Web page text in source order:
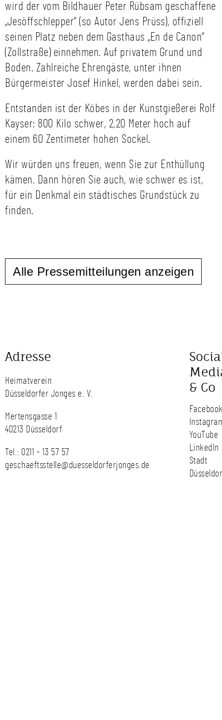
wird der vom Bildhauer Peter Rübsam geschaffene
„Jesöffschlepper“ (so Autor Jens Prüss), offiziell
seinen Platz neben dem Gasthaus „En de Canon“
(Zollstraße) einnehmen. Auf privatem Grund und
Boden. Zahlreiche Ehrengäste, unter ihnen
Bürgermeister Josef Hinkel, werden dabei sein.
Entstanden ist der Köbes in der Kunstgießerei Rolf
Kayser: 800 Kilo schwer, 2,20 Meter hoch auf
einem 60 Zentimeter hohen Sockel.
Wir würden uns freuen, wenn Sie zur Enthüllung
kämen. Dann hören Sie auch, wie schwer es ist,
für ein Denkmal ein städtisches Grundstück zu
finden.
Alle Pressemitteilungen anzeigen
Adresse
Heimatverein
Düsseldorfer Jonges e. V.
Mertensgasse 1
40213 Düsseldorf
Tel.: 0211 - 13 57 57
geschaeftsstelle@duesseldorferjonges.de
& Co
YouTube
LinkedIn
Stadt